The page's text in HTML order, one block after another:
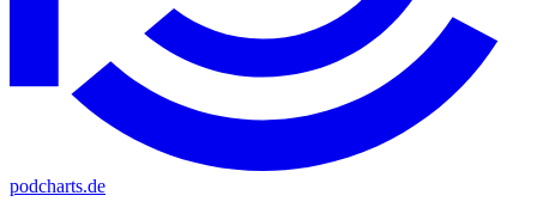
podcharts.de